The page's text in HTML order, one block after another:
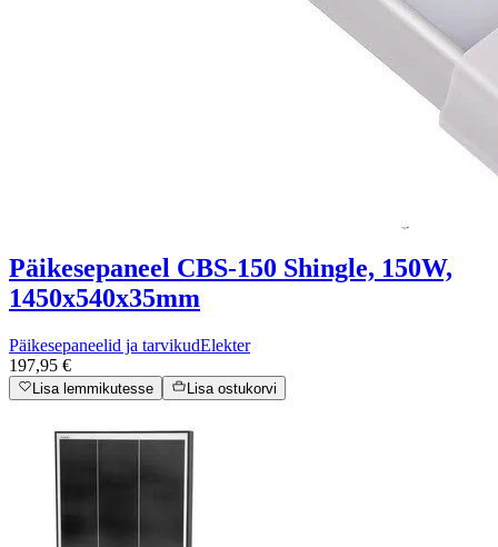
Päikesepaneel CBS-150 Shingle, 150W,
1450x540x35mm
Päikesepaneelid ja tarvikudElekter
197,95 €
Lisa lemmikutesse Lisa ostukorvi